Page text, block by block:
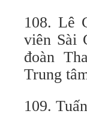
108. Lê
viên Sài
đoàn
Trung
109.